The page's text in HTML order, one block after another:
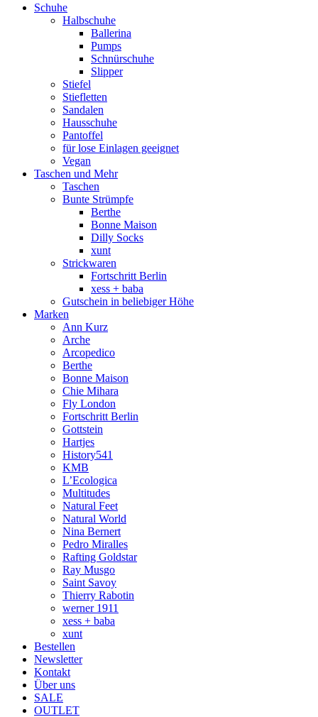
Schuhe
Halbschuhe
Ballerina
Pumps
Schnürschuhe
Slipper
Stiefel
Stiefletten
Sandalen
Hausschuhe
Pantoffel
für lose Einlagen geeignet
Vegan
Taschen und Mehr
Taschen
Bunte Strümpfe
Berthe
Bonne Maison
Dilly Socks
xunt
Strickwaren
Fortschritt Berlin
xess + baba
Gutschein in beliebiger Höhe
Marken
Ann Kurz
Arche
Arcopedico
Berthe
Bonne Maison
Chie Mihara
Fly London
Fortschritt Berlin
Gottstein
Hartjes
History541
KMB
L’Ecologica
Multitudes
Natural Feet
Natural World
Nina Bernert
Pedro Miralles
Rafting Goldstar
Ray Musgo
Saint Savoy
Thierry Rabotin
werner 1911
xess + baba
xunt
Bestellen
Newsletter
Kontakt
Über uns
SALE
OUTLET